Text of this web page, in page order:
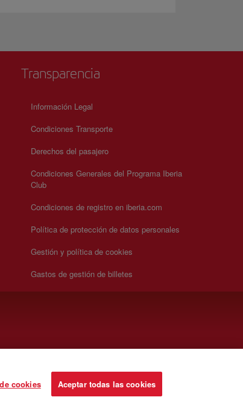
Transparencia
Información Legal
Condiciones Transporte
Derechos del pasajero
Condiciones Generales del Programa Iberia
Club
Condiciones de registro en iberia.com
Política de protección de datos personales
Gestión y política de cookies
Gastos de gestión de billetes
cookies Aceptar todas las cookies